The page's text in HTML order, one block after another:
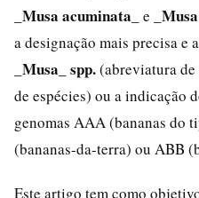
_Musa acuminata_ e
a designação mais precisa e
_Musa_ spp.(abreviatura
de espécies) ou a indicação
genomas AAA (bananas do
(bananas-da-terra) ou ABB
Este artigo tem como